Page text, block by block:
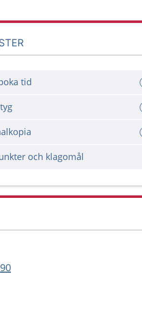
tid
och klagomål